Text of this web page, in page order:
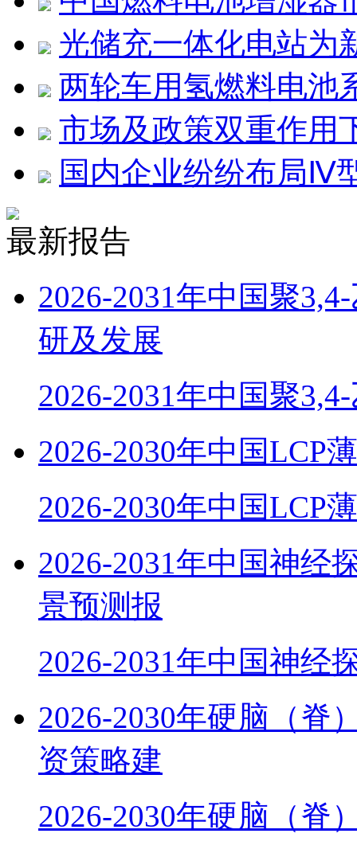
光储充一体化电站为
两轮车用氢燃料电池
市场及政策双重作用
国内企业纷纷布局Ⅳ
最新报告
2026-2031年中国聚
研及发展
2026-2031年中国聚
2026-2030年中国LCP
2026-2030年中国LCP
2026-2031年中国神经
景预测报
2026-2031年中国神经
2026-2030年硬脑（脊
资策略建
2026-2030年硬脑（脊